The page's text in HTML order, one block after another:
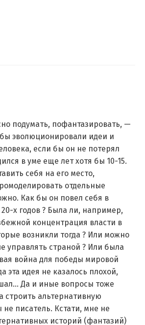
подумать, пофантазировать, —
эволюционировали идеи и
если бы он не потерял
в уме еще лет хотя бы 10-15.
себя на его место,
отдельные
Как бы он повел себя в
х годов ? Была ли, например,
концентрация власти в
возникли тогда ? Или можно
управлять страной ? Или была
война для победы мировой
эта идея не казалось плохой,
Да и иные вопросы тоже
строить альтернативную
писатель. Кстати, мне не
историй (фантазий)